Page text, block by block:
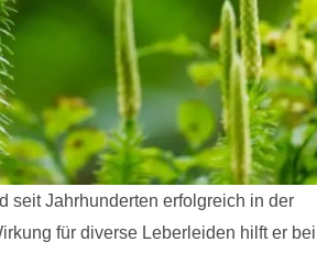
seit Jahrhunderten erfolgreich in der
für diverse Leberleiden hilft er bei